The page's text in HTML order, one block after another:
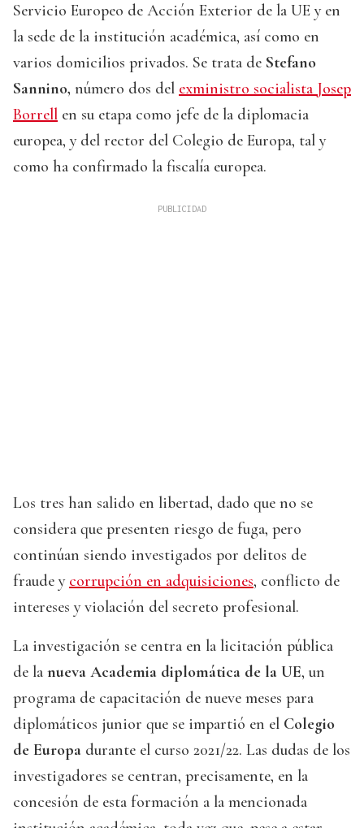
Servicio Europeo de Acción Exterior de la UE y en
la sede de la institución académica, así como en
varios domicilios privados. Se trata de Stefano
Sannino, número dos del exministro socialista Josep
Borrell en su etapa como jefe de la diplomacia
europea, y del rector del Colegio de Europa, tal y
como ha confirmado la fiscalía europea.
Los tres han salido en libertad, dado que no se
considera que presenten riesgo de fuga, pero
continúan siendo investigados por delitos de
fraude y corrupción en adquisiciones, conflicto de
intereses y violación del secreto profesional.
La investigación se centra en la licitación pública
de la nueva Academia diplomática de la UE, un
programa de capacitación de nueve meses para
diplomáticos junior que se impartió en el Colegio
de Europa durante el curso 2021/22. Las dudas de los
investigadores se centran, precisamente, en la
concesión de esta formación a la mencionada